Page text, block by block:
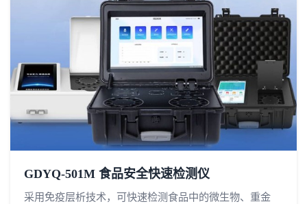
GDYQ-501M 食品安全快速检测仪
采用免疫层析技术，可快速检测食品中的微生物、重金